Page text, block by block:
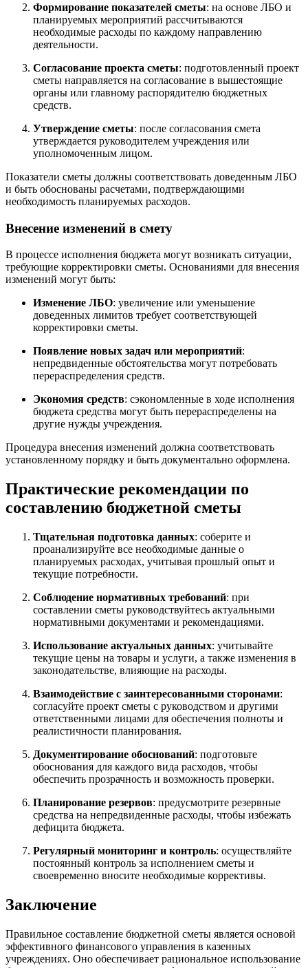
Формирование показателей сметы: на основе ЛБО и
планируемых мероприятий рассчитываются
необходимые расходы по каждому направлению
деятельности.
Согласование проекта сметы: подготовленный проект
сметы направляется на согласование в вышестоящие
органы или главному распорядителю бюджетных
средств.
Утверждение сметы: после согласования смета
утверждается руководителем учреждения или
уполномоченным лицом.
Показатели сметы должны соответствовать доведенным ЛБО
и быть обоснованы расчетами, подтверждающими
необходимость планируемых расходов.
Внесение изменений в смету
В процессе исполнения бюджета могут возникать ситуации,
требующие корректировки сметы. Основаниями для внесения
изменений могут быть:
Изменение ЛБО: увеличение или уменьшение
доведенных лимитов требует соответствующей
корректировки сметы.
Появление новых задач или мероприятий:
непредвиденные обстоятельства могут потребовать
перераспределения средств.
Экономия средств: сэкономленные в ходе исполнения
бюджета средства могут быть перераспределены на
другие нужды учреждения.
Процедура внесения изменений должна соответствовать
установленному порядку и быть документально оформлена.
Практические рекомендации по
составлению бюджетной сметы
Тщательная подготовка данных: соберите и
проанализируйте все необходимые данные о
планируемых расходах, учитывая прошлый опыт и
текущие потребности.
Соблюдение нормативных требований: при
составлении сметы руководствуйтесь актуальными
нормативными документами и рекомендациями.
Использование актуальных данных: учитывайте
текущие цены на товары и услуги, а также изменения в
законодательстве, влияющие на расходы.
Взаимодействие с заинтересованными сторонами:
согласуйте проект сметы с руководством и другими
ответственными лицами для обеспечения полноты и
реалистичности планирования.
Документирование обоснований: подготовьте
обоснования для каждого вида расходов, чтобы
обеспечить прозрачность и возможность проверки.
Планирование резервов: предусмотрите резервные
средства на непредвиденные расходы, чтобы избежать
дефицита бюджета.
Регулярный мониторинг и контроль: осуществляйте
постоянный контроль за исполнением сметы и
своевременно вносите необходимые коррективы.
Заключение
Правильное составление бюджетной сметы является основой
эффективного финансового управления в казенных
учреждениях. Оно обеспечивает рациональное использование